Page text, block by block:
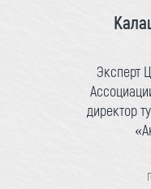
Эксперт
директор